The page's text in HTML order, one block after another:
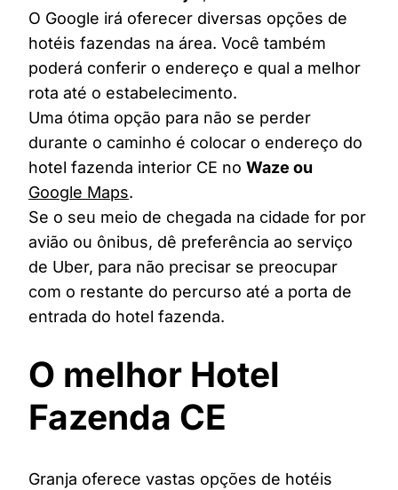
O Google irá oferecer diversas opções de
hotéis fazendas na área. Você também
poderá conferir o endereço e qual a melhor
rota até o estabelecimento.
Uma ótima opção para não se perder
durante o caminho é colocar o endereço do
hotel fazenda interior CE no Waze ou
Google Maps.
Se o seu meio de chegada na cidade for por
avião ou ônibus, dê preferência ao serviço
de Uber, para não precisar se preocupar
com o restante do percurso até a porta de
entrada do hotel fazenda.
O melhor Hotel
Fazenda CE
Granja oferece vastas opções de hotéis